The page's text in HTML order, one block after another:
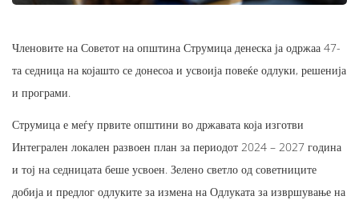
Членовите на Советот на општина Струмица денеска ја одржаа 47-
та седница на којашто се донесоа и усвоија повеќе одлуки, решенија
и програми.
Струмица е меѓу првите општини во државата која изготви
Интегрален локален развоен план за периодот 2024 – 2027 година
и тој на седницата беше усвоен. Зелено светло од советниците
добија и предлог одлуките за измена на Одлуката за извршување на